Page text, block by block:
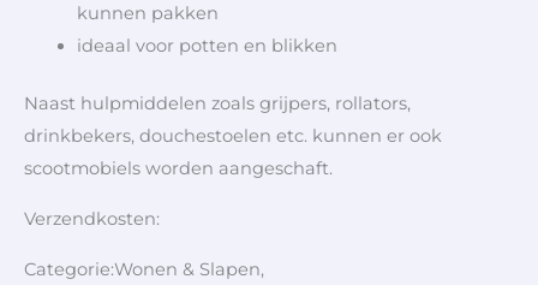
kunnen pakken
ideaal voor potten en blikken
Naast hulpmiddelen zoals grijpers, rollators,
drinkbekers, douchestoelen etc. kunnen er ook
scootmobiels worden aangeschaft.
Verzendkosten:
Categorie:Wonen & Slapen,